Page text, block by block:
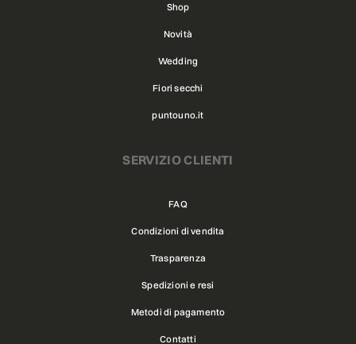
Shop
Novità
Wedding
Fiori secchi
puntouno.it
SERVIZIO CLIENTI
FAQ
Condizioni di vendita
Trasparenza
Spedizioni e resi
Metodi di pagamento
Contatti